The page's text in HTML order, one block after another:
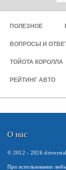
ПОЛЕЗНОЕ
ВОПРОСЫ И
ТОЙОТА КОРОЛЛА
РЕЙТИНГ АВТО
О нас
© 2012 - 2026
При использовании